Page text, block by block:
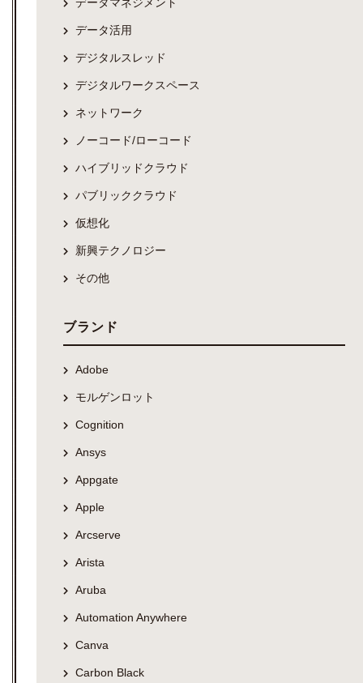
データ活用
デジタルスレッド
デジタルワークスペース
ネットワーク
ノーコード/ローコード
ハイブリッドクラウド
パブリッククラウド
仮想化
新興テクノロジー
その他
ブランド
Adobe
モルゲンロット
Cognition
Ansys
Appgate
Apple
Arcserve
Arista
Aruba
Automation Anywhere
Canva
Carbon Black